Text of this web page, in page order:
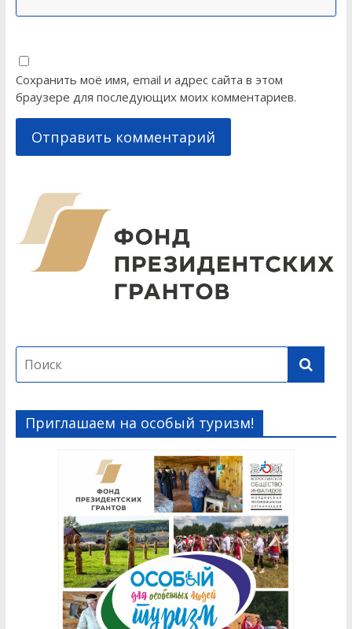
Сохранить моё имя, email и адрес сайта в этом
браузере для последующих моих комментариев.
Приглашаем на особый туризм!